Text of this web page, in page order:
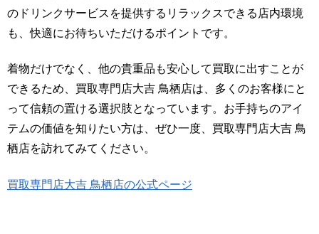
のドリンクサービスを提供するリラックスできる店内環境
も、快適にお待ちいただけるポイントです。
着物だけでなく、他の貴重品も安心して買取に出すことが
できるため、買取専門店大吉 鳥栖店は、多くのお客様にと
って信頼の置ける選択肢となっています。お手持ちのアイ
テムの価値を知りたい方は、ぜひ一度、買取専門店大吉 鳥
栖店を訪れてみてください。
買取専門店大吉 鳥栖店の公式ページ